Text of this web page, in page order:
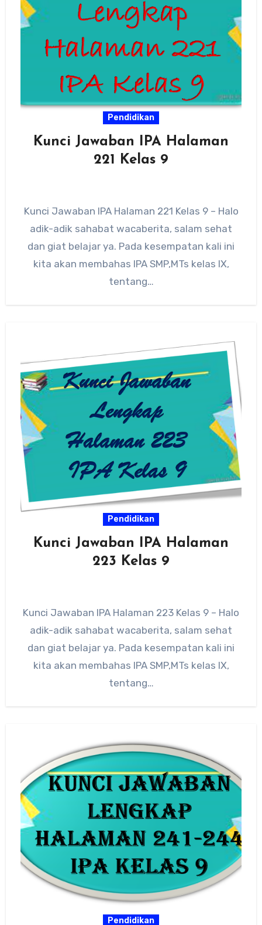
Pendidikan
Kunci Jawaban IPA Halaman
221 Kelas 9
Kunci Jawaban IPA Halaman 221 Kelas 9 – Halo
adik-adik sahabat wacaberita, salam sehat
dan giat belajar ya. Pada kesempatan kali ini
kita akan membahas IPA SMP,MTs kelas IX,
tentang…
Pendidikan
Kunci Jawaban IPA Halaman
223 Kelas 9
Kunci Jawaban IPA Halaman 223 Kelas 9 – Halo
adik-adik sahabat wacaberita, salam sehat
dan giat belajar ya. Pada kesempatan kali ini
kita akan membahas IPA SMP,MTs kelas IX,
tentang…
Pendidikan